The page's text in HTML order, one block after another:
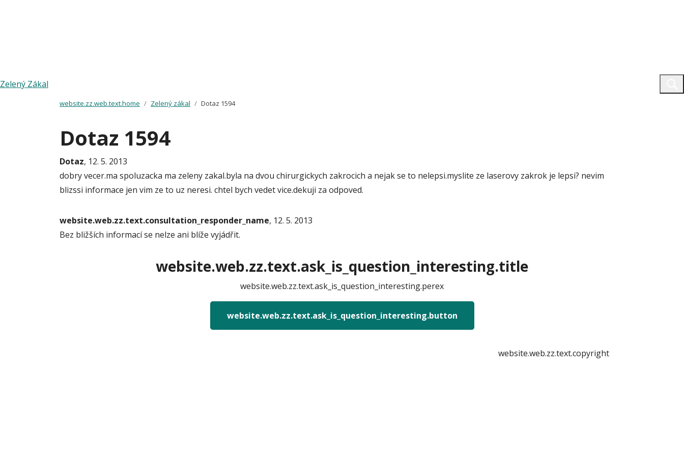
Zelený Zákal
website.zz.web.text.home Zelený zákal Dotaz 1594
Dotaz 1594
Dotaz, 12. 5. 2013
dobry vecer.ma spoluzacka ma zeleny zakal.byla na dvou chirurgickych zakrocich a nejak se to nelepsi.myslite ze laserovy zakrok je lepsi? nevim
blizssi informace jen vim ze to uz neresi. chtel bych vedet vice.dekuji za odpoved.
website.web.zz.text.consultation_responder_name, 12. 5. 2013
Bez bližších informací se nelze ani blíže vyjádřit.
website.web.zz.text.ask_is_question_interesting.title
website.web.zz.text.ask_is_question_interesting.perex
website.web.zz.text.ask_is_question_interesting.button
website.web.zz.text.copyright